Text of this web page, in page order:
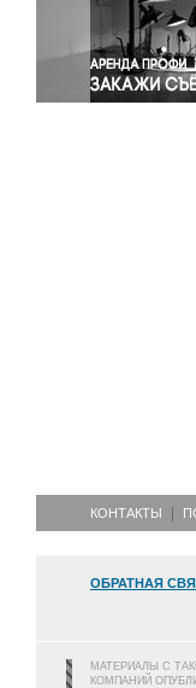
Экология
Экономика
КОНТАКТЫ
ОБРАТНАЯ
МАТЕРИАЛЫ С
КОМПАНИЙ